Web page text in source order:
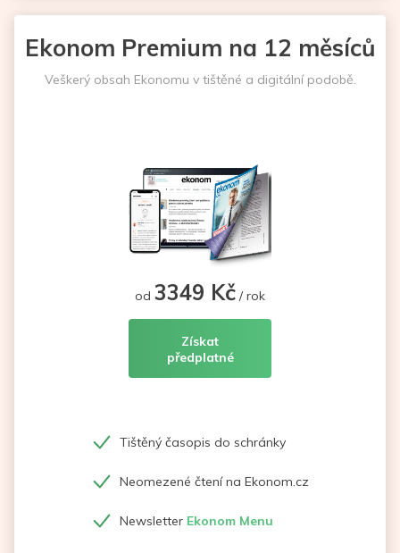
Ekonom Premium na 12 měsíců
Veškerý obsah Ekonomu v tištěné a digitální podobě.
od 3349 Kč / rok
Získat
předplatné
Tištěný časopis do schránky
Neomezené čtení na Ekonom.cz
Newsletter Ekonom Menu